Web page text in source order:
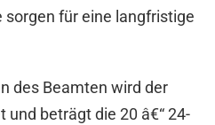
für eine langfristige
des Beamten wird der
beträgt die 20 â€“ 24-